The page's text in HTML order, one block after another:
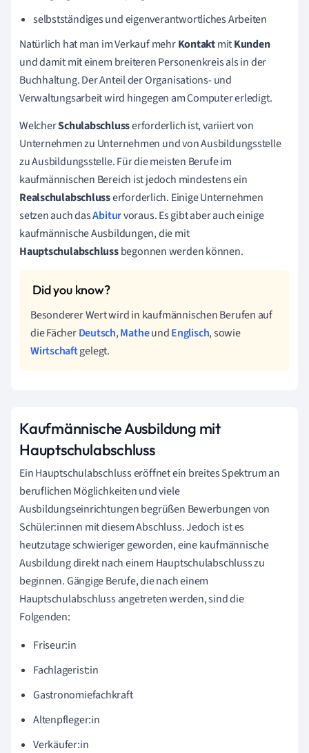
selbstständiges und eigenverantwortliches Arbeiten
Natürlich hat man im Verkauf mehrKontaktmitKunden
und damit mit einem breiteren Personenkreis als in der
Buchhaltung. Der Anteil der Organisations- und
Verwaltungsarbeit wird hingegen am Computer erledigt.
WelcherSchulabschlusserforderlich ist, variiert von
Unternehmen zu Unternehmen und von Ausbildungsstelle
zu Ausbildungsstelle. Für die meisten Berufe im
kaufmännischen Bereich ist jedoch mindestens ein
Realschulabschlusserforderlich. Einige Unternehmen
setzen auch dasAbiturvoraus. Es gibt aber auch einige
kaufmännische Ausbildungen, die mit
Hauptschulabschlussbegonnen werden können.
Besonderer Wert wird in kaufmännischen Berufen auf
die FächerDeutsch,MatheundEnglisch, sowie
Wirtschaftgelegt.
Kaufmännische Ausbildung mit
Hauptschulabschluss
Ein Hauptschulabschluss eröffnet ein breites Spektrum an
beruflichen Möglichkeiten und viele
Ausbildungseinrichtungen begrüßen Bewerbungen von
Schüler:innen mit diesem Abschluss. Jedoch ist es
heutzutage schwieriger geworden, eine kaufmännische
Ausbildung direkt nach einem Hauptschulabschluss zu
beginnen. Gängige Berufe, die nach einem
Hauptschulabschluss angetreten werden, sind die
Folgenden:
Friseur:in
Fachlagerist:in
Gastronomiefachkraft
Altenpfleger:in
Verkäufer:in